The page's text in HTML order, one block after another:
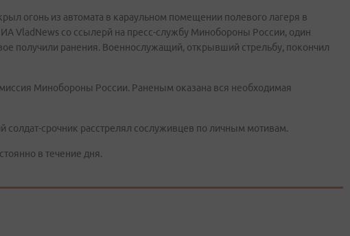
огонь из автомата в караульном помещении полевого лагеря в
VladNews со ссылерй на пресс-службу Минобороны России, один
получили ранения. Военнослужащий, открывший стрельбу, покончил
Минобороны России. Раненым оказана вся необходимая
солдат-срочник расстрелял сослуживцев по личным мотивам.
в течение дня.